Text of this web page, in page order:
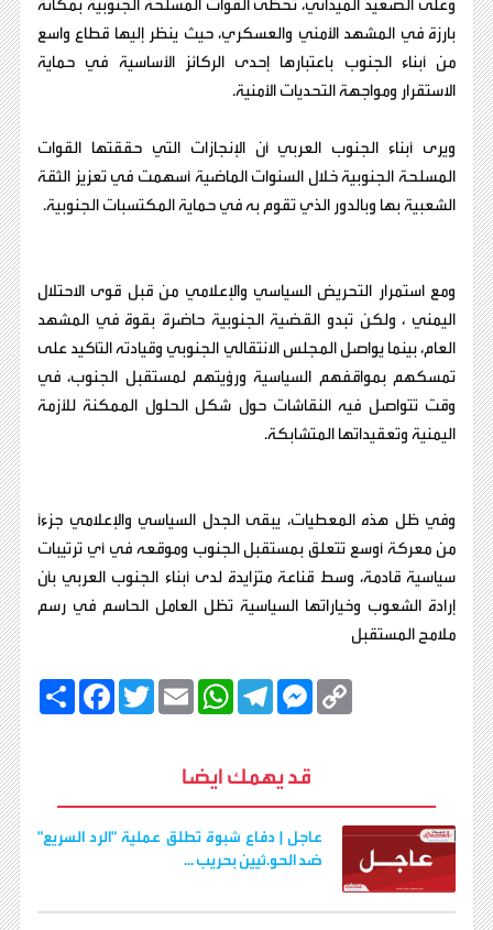
وعلى الصعيد الميداني، تحظى القوات المسلحة الجنوبية بمكانة
بارزة في المشهد الأمني والعسكري، حيث ينظر إليها قطاع واسع
من أبناء الجنوب باعتبارها إحدى الركائز الأساسية في حماية
الاستقرار ومواجهة التحديات الأمنية.
ويرى أبناء الجنوب العربي أن الإنجازات التي حققتها القوات
المسلحة الجنوبية خلال السنوات الماضية أسهمت في تعزيز الثقة
الشعبية بها وبالدور الذي تقوم به في حماية المكتسبات الجنوبية.
ومع استمرار التحريض السياسي والإعلامي من قبل قوى الاحتلال
اليمني ، ولكن تبدو القضية الجنوبية حاضرة بقوة في المشهد
العام، بينما يواصل المجلس الانتقالي الجنوبي وقيادته التأكيد على
تمسكهم بمواقفهم السياسية ورؤيتهم لمستقبل الجنوب، في
وقت تتواصل فيه النقاشات حول شكل الحلول الممكنة للأزمة
اليمنية وتعقيداتها المتشابكة.
وفي ظل هذه المعطيات، يبقى الجدل السياسي والإعلامي جزءاً
من معركة أوسع تتعلق بمستقبل الجنوب وموقعه في أي ترتيبات
سياسية قادمة، وسط قناعة متزايدة لدى أبناء الجنوب العربي بأن
إرادة الشعوب وخياراتها السياسية تظل العامل الحاسم في رسم
ملامح المستقبل
ا
F
a
k
T
w
E
m
W
h
A
p
T
e
r
m
M
e
n
e
r
C
k
قد يهمك ايضا
عاجل | دفاع شبوة تطلق عملية "الرد السريع"
ضد الحو.ثيين بحريب ...